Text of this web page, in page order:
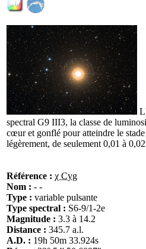
spectral G9 III3, la classe de
cœur et gonflé pour atteindre le
légèrement, de seulement 0,01 à
Référence : χ Cyg
Nom : - -
Type : variable pulsante
Type spectral : S6-9/1-2e
Magnitude : 3.3 à 14.2
Distance : 345.7 a.l.
A.D. : 19h 50m 33.924s